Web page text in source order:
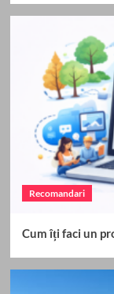
Recomandari
Cum îți faci un